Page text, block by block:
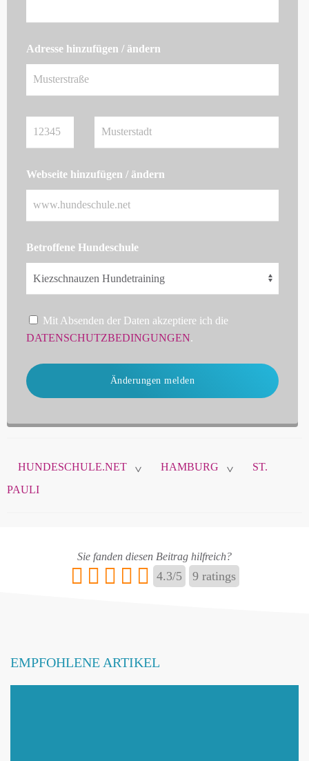
Adresse hinzufügen / ändern
Webseite hinzufügen / ändern
Betroffene Hundeschule
Mit Absenden der Daten akzeptiere ich die
DATENSCHUTZBEDINGUNGEN.
Änderungen melden
HUNDESCHULE.NET > HAMBURG >
ST.
PAULI
Sie fanden diesen Beitrag hilfreich?
4.3/5 9ratings
EMPFOHLENE ARTIKEL